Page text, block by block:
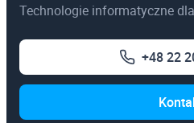
Technologie informatyczne
+48 22
Autodesk Inventor CAM
Autodesk Inventor
Autodesk Inventor
Autodesk Inventor